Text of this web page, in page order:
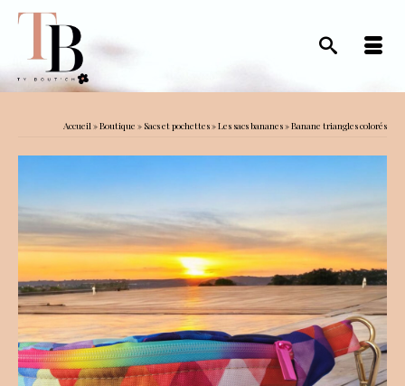
Accueil»Boutique » Sacs et pochettes»Les sacs bananes»Banane triangles colorés